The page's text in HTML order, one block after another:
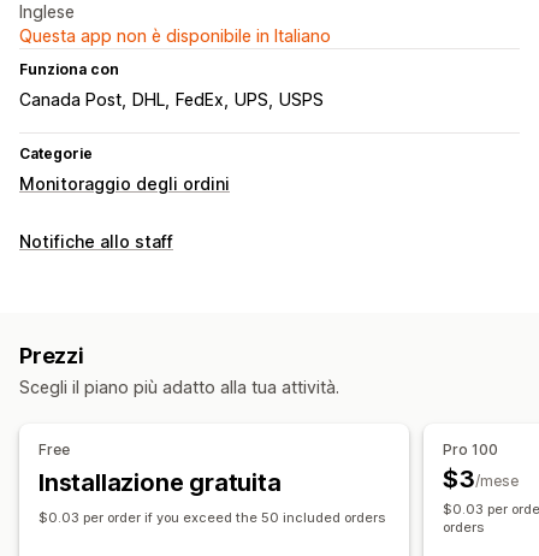
Inglese
Questa app non è disponibile in Italiano
Funziona con
Canada Post DHL FedEx UPS USPS
Categorie
Monitoraggio degli ordini
Notifiche allo staff
Prezzi
Scegli il piano più adatto alla tua attività.
Free
Installazione gratuita
$0.03 per order if you exceed the 50 included orders
Pro 100
$3/mese
$0.03 per
orders